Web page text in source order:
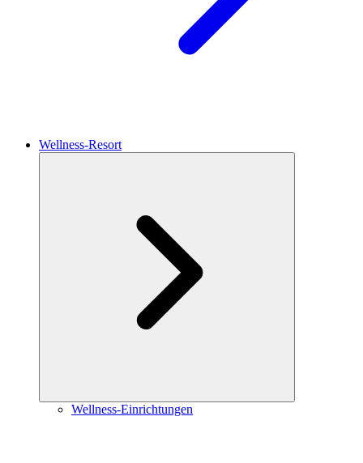
Wellness-Resort
Wellness-Einrichtungen